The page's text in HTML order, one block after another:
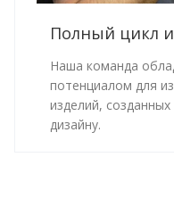
Полный цикл
Наша команда
потенциалом для
изделий,
дизайну.